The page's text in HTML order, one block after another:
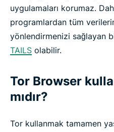
uygulamaları korumaz.
programlardan tüm
yönlendirmenizi sağlayan
TAILS olabilir.
Tor Browser
mıdır?
Tor kullanmak tamamen